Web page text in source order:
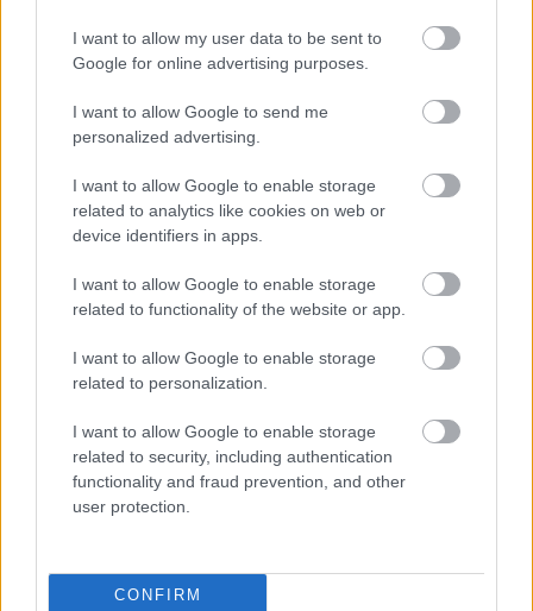
I want to allow my user data to be sent to
Google for online advertising purposes.
I want to allow Google to send me
personalized advertising.
I want to allow Google to enable storage
related to analytics like cookies on web or
device identifiers in apps.
I want to allow Google to enable storage
related to functionality of the website or app.
I want to allow Google to enable storage
related to personalization.
I want to allow Google to enable storage
related to security, including authentication
functionality and fraud prevention, and other
user protection.
CONFIRM
Kill the Messengeregy ilyen oknyomozást mutat be.
Az újságíró a drogkereskedelmet vizsgálja meg,
ennek során pedig felmerül a gyanú, hogy a CIA-nak
köze lehet az amerikai nagyvárosokat ellepő olcsó
droghoz. Gary Webb arra az eredményre jut, hogy a
befolyó pénzt a nicaraguai Kontrák támogatására
használja fel. BárWebb úgy látott neki a történet
felgöngyölítésének, hogy a szerkesztője is és a
nekimenni a világ egyik legerősebb szervezetének
nem életbiztosítás. A cikkeket követően a háttérben
megmozdul valami, a nagy lapok igyekeznek cáfolni
Webb állításait,a kiadó eleinte kitart az újságírója
mellett, azonban amikor kiderül, hogy a támadások
nem hagynak alább, szép lassan kihátrál Webb
mögül és magára hagyja.
Később az amerikai kormányzat vizsgálóbizottságot
is felállít az ügy kivizsgálására, ez azonban nem hoz
támadásai alatt felmond, később további
oknyomozó anyagokon dolgozik, azonban 2004-ben